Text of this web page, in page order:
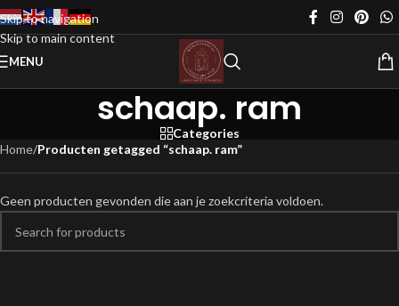
Skip to navigation
Skip to main content
MENU
schaap. ram
Categories
Home/Producten getagged “schaap. ram”
Geen producten gevonden die aan je zoekcriteria voldoen.